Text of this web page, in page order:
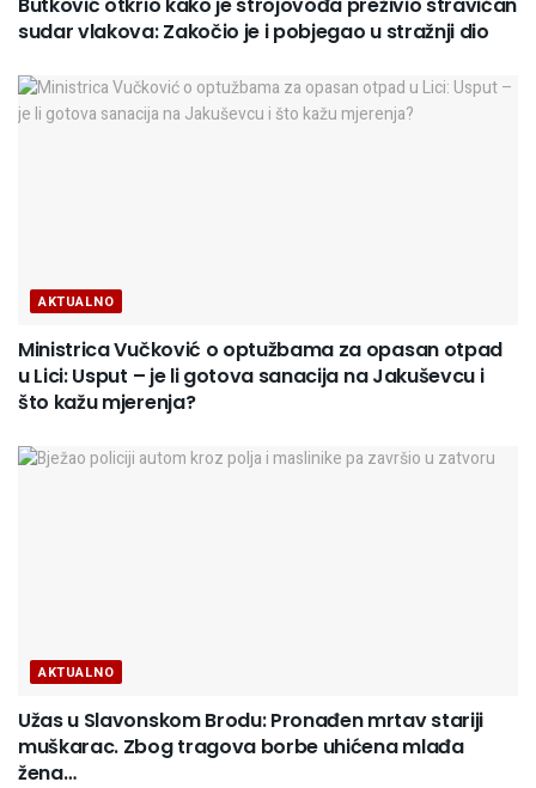
sudar vlakova: Zakočio je i pobjegao u stražnji dio
AKTUALNO
Ministrica Vučković o optužbama za opasan otpad
u Lici: Usput – je li gotova sanacija na Jakuševcu i
što kažu mjerenja?
AKTUALNO
Užas u Slavonskom Brodu: Pronađen mrtav stariji
muškarac. Zbog tragova borbe uhićena mlađa
žena…